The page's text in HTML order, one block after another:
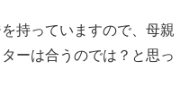
持っていますので、母親
ーは合うのでは？と思っ